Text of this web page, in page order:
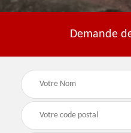
Demande